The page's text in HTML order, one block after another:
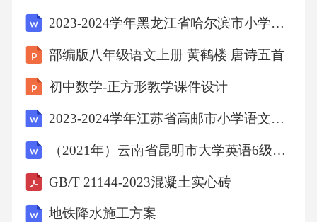
2023-2024学年黑龙江省哈尔滨市小学语文三年级期末评估提分题附参考答案和详细解析
部编版八年级语文上册 黄鹤楼 唐诗五首
初中数学-正方形教学课件设计
2023-2024学年江苏省高邮市小学语文三年级期末点睛提升提分卷附参考答案和详细解析
（2021年）云南省昆明市大学英语6级大学英语六级测试卷(含答案)
GB/T 21144-2023混凝土实心砖
地铁降水施工方案